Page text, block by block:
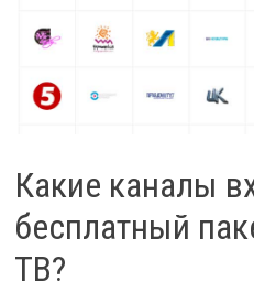
Какие каналы
бесплатный
ТВ?